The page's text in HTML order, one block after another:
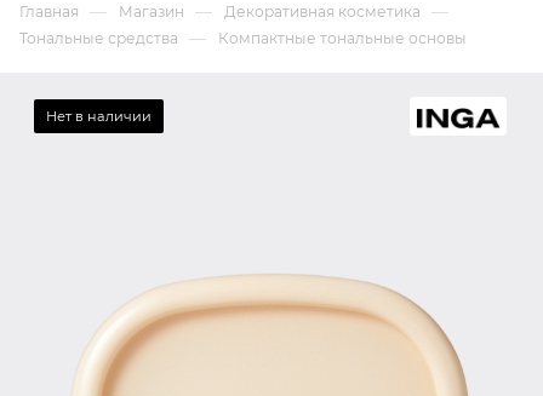
Главная — Магазин — Декоративная косметика —
Тональные средства — Компактные тональные основы
Нет в наличии